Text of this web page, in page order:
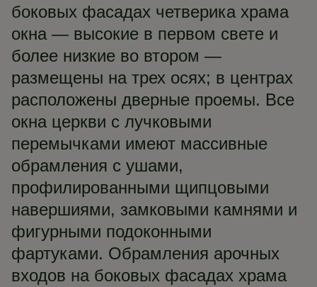
боковых фасадах четверика храма
окна — высокие в первом свете и
более низкие во втором —
размещены на трех осях; в центрах
расположены дверные проемы. Все
окна церкви с лучковыми
перемычками имеют массивные
обрамления с ушами,
профилированными щипцовыми
навершиями, замковыми камнями и
фигурными подоконными
фартуками. Обрамления арочных
входов на боковых фасадах храма